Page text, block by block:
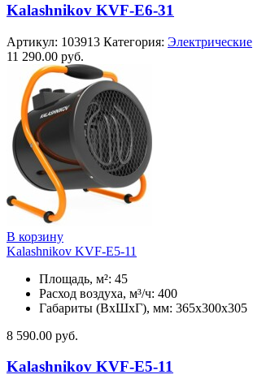
Kalashnikov KVF-E6-31
Артикул: 103913 Категория: Электрические
11 290.00 руб.
В корзину
Kalashnikov KVF-E5-11
Площадь, м²: 45
Расход воздуха, м³/ч: 400
Габариты (ВхШхГ), мм: 365x300x305
8 590.00 руб.
Kalashnikov KVF-E5-11